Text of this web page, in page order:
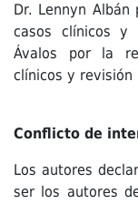
Dr. Lennyn
casos clínicos y
Ávalos por la
clínicos y revisión
Conflicto de
Los autores
ser los autores